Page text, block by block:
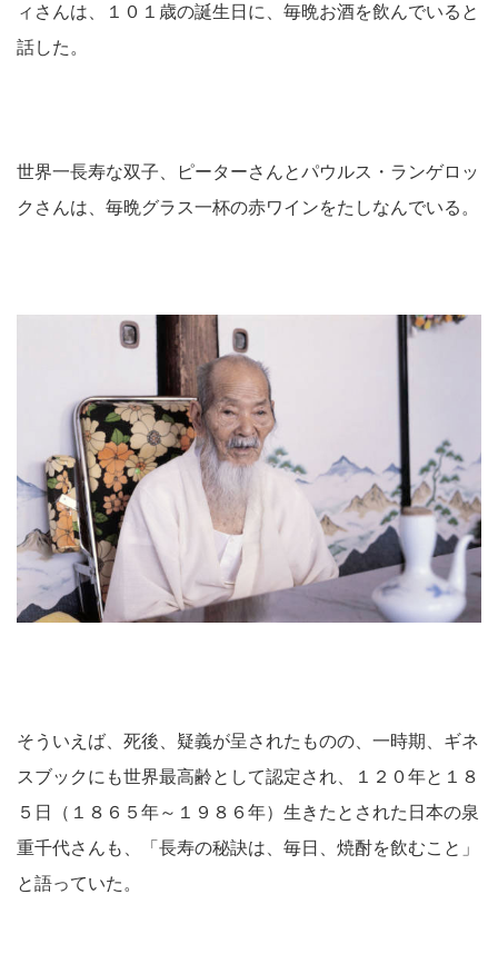
ィさんは、１０１歳の誕生日に、毎晩お酒を飲んでいると
話した。
世界一長寿な双子、ピーターさんとパウルス・ランゲロッ
クさんは、毎晩グラス一杯の赤ワインをたしなんでいる。
そういえば、死後、疑義が呈されたものの、一時期、ギネ
スブックにも世界最高齢として認定され、１２０年と１８
５日（１８６５年～１９８６年）生きたとされた日本の泉
重千代さんも、「長寿の秘訣は、毎日、焼酎を飲むこと」
と語っていた。